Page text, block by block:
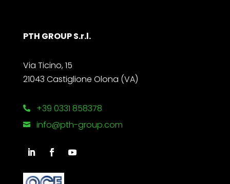
PTH GROUP S.r.l.
Via Ticino, 15
21043 Castiglione Olona (VA)
 +39 0331 858378
 info@pth-group.com